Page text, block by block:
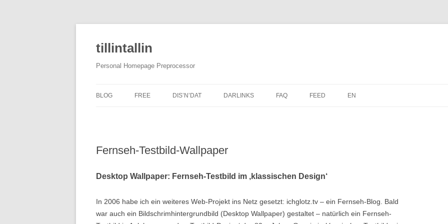
tillintallin
Personal Homepage Preprocessor
Inhalt
BLOG FREE DIS’N’DAT DARLINKS FAQ FEED EN
Fernseh-Testbild-Wallpaper
Desktop Wallpaper: Fernseh-Testbild im ‚klassischen Design‘
In 2006 habe ich ein weiteres Web-Projekt ins Netz gesetzt: ichglotz.tv – ein Fernseh-Blog. Bald
war auch ein Bildschrimhintergrundbild (Desktop Wallpaper) gestaltet – natürlich ein Fernseh-